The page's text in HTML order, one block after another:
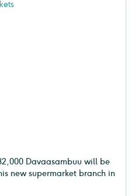
Davaasambuu will be
new supermarket branch in